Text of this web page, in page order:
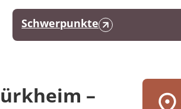
Schwerpunkte
–